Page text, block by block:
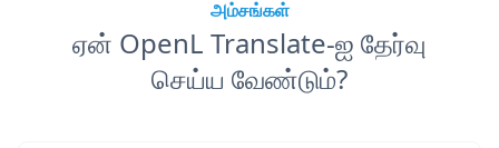
அம்சங்கள்
ஏன் OpenL Translate-ஐ தேர்வு
செய்ய வேண்டும்?